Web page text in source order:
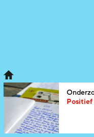
Positief